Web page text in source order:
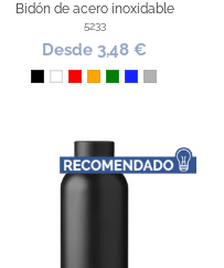
Bidón de acero inoxidable
5233
Desde 3,48 €
NegroBlanco
RojoNaranja
VerdeAzul Royal
Plata